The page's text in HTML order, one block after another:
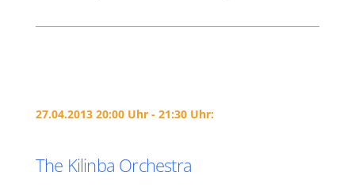
27.04.2013 20:00 Uhr - 21:30 Uhr:
The Kilinba Orchestra